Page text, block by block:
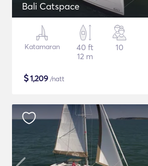
Bali Catspace
Katamaran
40 ft
12 m
10
$1,209 /natt